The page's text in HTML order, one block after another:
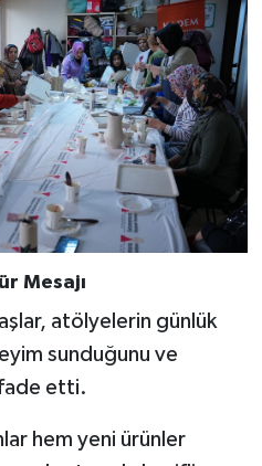
Mesajı
atölyelerin günlük
sunduğunu ve
etti.
hem yeni ürünler